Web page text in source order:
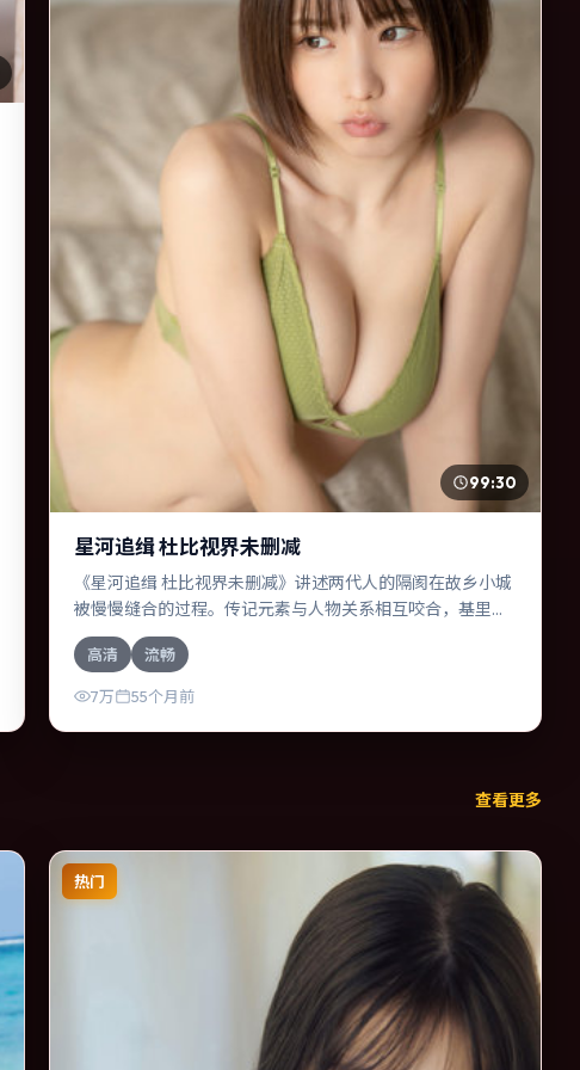
99:30
星河追缉 杜比视界未删减
《星河追缉 杜比视界未删减》讲述两代人的隔阂在故乡小城
被慢慢缝合的过程。传记元素与人物关系相互咬合，基里安·
墨菲、杰西卡·查斯坦的对手戏尤为出彩。导演吉尔莫·德尔·托
罗善于在长镜头中积蓄张力，本片亦在美国实地取景，增强
真实质感。
高清 流畅
7万 55个月前
查看更多
热门